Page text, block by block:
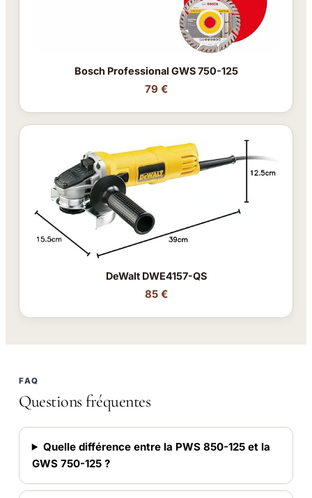
Bosch Professional GWS 750-125
79 €
DeWalt DWE4157-QS
85 €
FAQ
Questions fréquentes
Quelle différence entre la PWS 850-125 et la
GWS 750-125 ?